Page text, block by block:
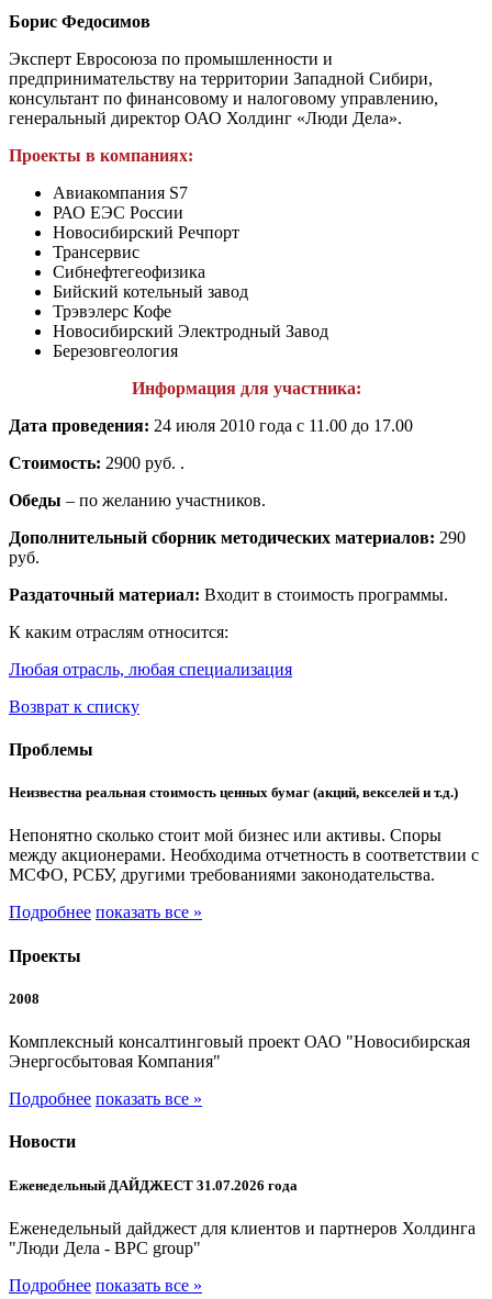
Борис Федосимов
Эксперт Евросоюза по промышленности и
предпринимательству на территории Западной Сибири,
консультант по финансовому и налоговому управлению,
генеральный директор ОАО Холдинг «Люди Дела».
Проекты в компаниях:
Авиакомпания S7
РАО ЕЭС России
Новосибирский Речпорт
Трансервис
Сибнефтегеофизика
Бийский котельный завод
Трэвэлерс Кофе
Новосибирский Электродный Завод
Березовгеология
Информация для участника:
Дата проведения: 24 июля 2010 года с 11.00 до 17.00
Стоимость: 2900 руб. .
Обеды – по желанию участников.
Дополнительный сборник методических материалов: 290
руб.
Раздаточный материал: Входит в стоимость программы.
К каким отраслям относится:
Любая отрасль, любая специализация
Возврат к списку
Проблемы
Неизвестна реальная стоимость ценных бумаг (акций, векселей и т.д.)
Непонятно сколько стоит мой бизнес или активы. Споры
между акционерами. Необходима отчетность в соответствии с
МСФО, РСБУ, другими требованиями законодательства.
Подробнее показать все »
Проекты
2008
Комплексный консалтинговый проект ОАО "Новосибирская
Энергосбытовая Компания"
Подробнее показать все »
Новости
Еженедельный ДАЙДЖЕСТ 31.07.2026 года
Еженедельный дайджест для клиентов и партнеров Холдинга
"Люди Дела - BPC group"
Подробнее показать все »